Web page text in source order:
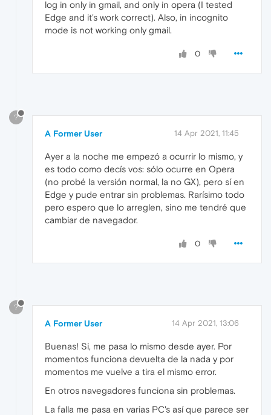
log in only in gmail, and only in opera (I tested
Edge and it's work correct). Also, in incognito
mode is not working only gmail.
0
?
A Former User 14 Apr 2021, 11:45
Ayer a la noche me empezó a ocurrir lo mismo, y
es todo como decís vos: sólo ocurre en Opera
(no probé la versión normal, la no GX), pero sí en
Edge y pude entrar sin problemas. Rarísimo todo
pero espero que lo arreglen, sino me tendré que
cambiar de navegador.
0
?
A Former User 14 Apr 2021, 13:06
Buenas! Si, me pasa lo mismo desde ayer. Por
momentos funciona devuelta de la nada y por
momentos me vuelve a tira el mismo error.
En otros navegadores funciona sin problemas.
La falla me pasa en varias PC's así que parece ser